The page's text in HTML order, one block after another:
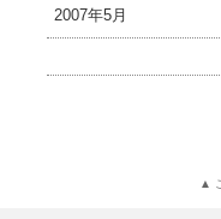
2007年5月
▲